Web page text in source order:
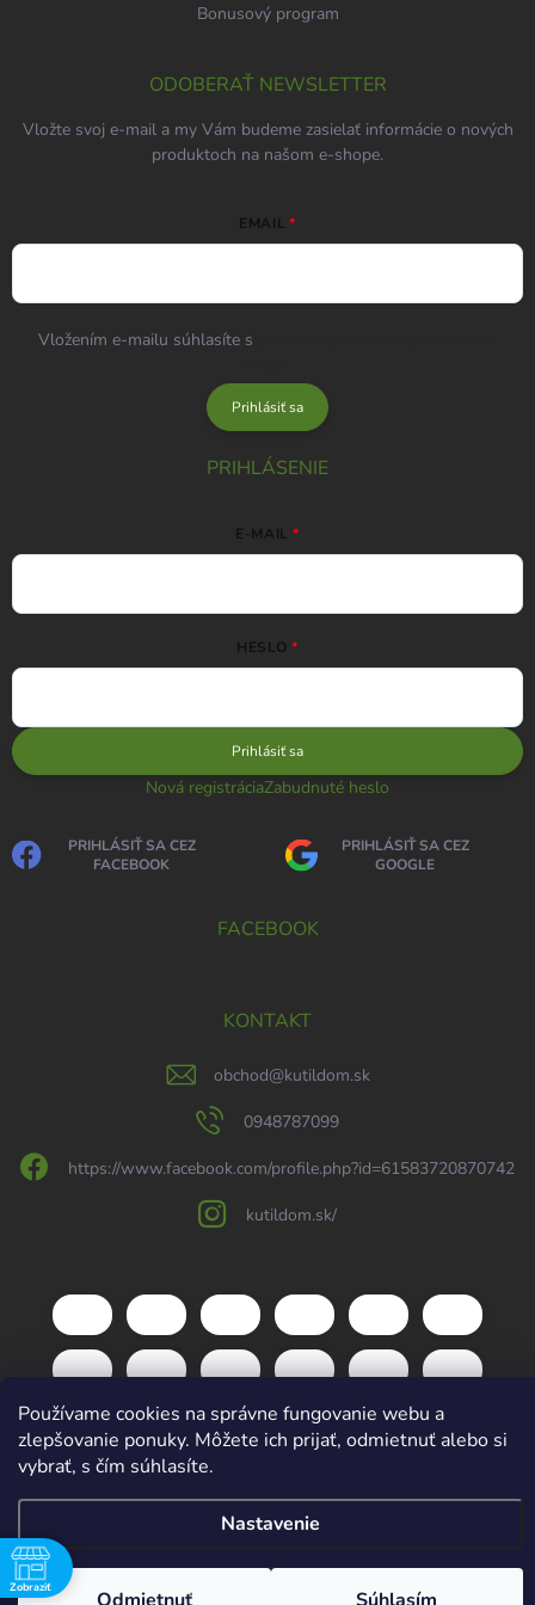
Používame cookies na správne fungovanie webu a
zlepšovanie ponuky. Môžete ich prijať, odmietnuť alebo si
vybrať, s čím súhlasíte.
Nastavenie
Bonusový program
ODOBERAŤ NEWSLETTER
Vložte svoj e-mail a my Vám budeme zasielať informácie o nových
produktoch na našom e-shope.
EMAIL
Vložením e-mailu súhlasíte s
Prihlásiť sa
PRIHLÁSENIE
E-MAIL
HESLO
Prihlásiť sa
Nová registráciaZabudnuté heslo
PRIHLÁSIŤ SA CEZ
FACEBOOK
PRIHLÁSIŤ SA CEZ
GOOGLE
FACEBOOK
KONTAKT
obchod@kutildom.sk
0948787099
https://www.facebook.com/profile.php?id=61583720870742
kutildom.sk/
Vytvoril Shoptet
. Všetky práva vyhradené.
cookies
Zobraziť